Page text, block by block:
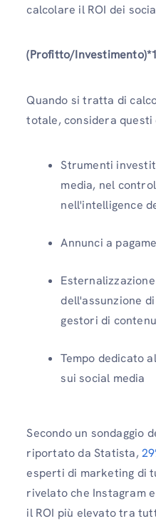
calcolare il ROI dei
(Profitto/
Quando si tratta di
totale, considera questi
Strumenti
media, nel
nell'intelligence
Annunci a
dell'assunzione
gestori di
Tempo dedicato
sui social media
Secondo un sondaggio
riportato da Statista,
esperti di marketing di
rivelato che Instagram
il ROI più elevato tra